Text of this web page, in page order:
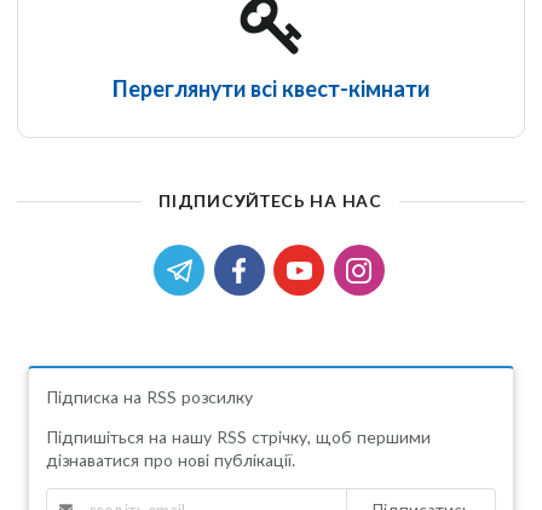
Переглянути всі квест-кімнати
ПІДПИСУЙТЕСЬ НА НАС
Підписка на RSS розсилку
Підпишіться на нашу RSS стрічку, щоб першими
дізнаватися про нові публікації.